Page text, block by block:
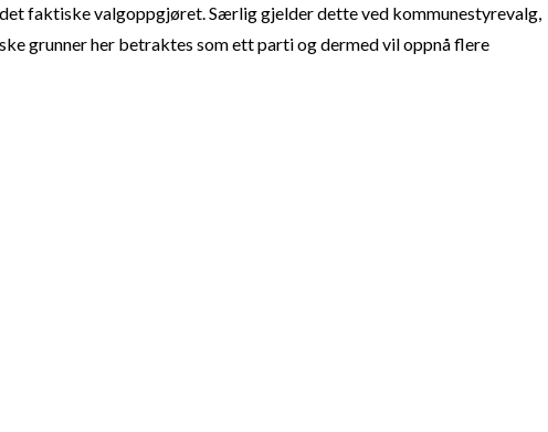
faktiske valgoppgjøret. Særlig gjelder dette ved kommunestyrevalg,
grunner her betraktes som ett parti og dermed vil oppnå flere